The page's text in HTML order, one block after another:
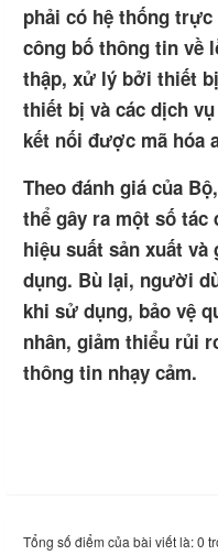
phải có hệ thống
công bố thông tin về
thập, xử lý bởi thiết
thiết bị và các dịch
kết nối được mã hóa
Theo đánh giá của
thể gây ra một số
hiệu suất sản xuất
dụng. Bù lại, người
khi sử dụng, bảo vệ
nhân, giảm thiểu rủi
thông tin nhạy cảm.
Tổng số điểm của bài viết là: 0